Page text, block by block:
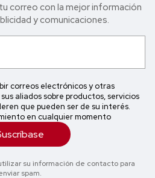
correo con la mejor in formación
y comunicaciones.
correos electrónicos y otras
aliados sobre productos, servicios
que pueden ser de su interés.
en cualquier momento
su información de contacto para
spam.